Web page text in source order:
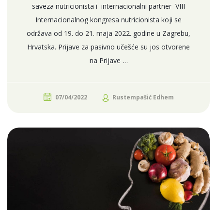
saveza nutricionista i internacionalni partner VIII
Internacionalnog kongresa nutricionista koji se
održava od 19. do 21. maja 2022. godine u Zagrebu,
Hrvatska. Prijave za pasivno učešće su jos otvorene
na Prijave …
07/04/2022 Rustempašić Edhem